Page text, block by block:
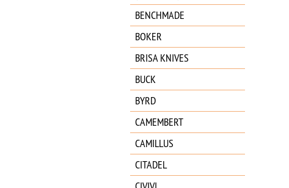
BENCHMADE
BOKER
BRISA KNIVES
BUCK
BYRD
CAMEMBERT
CAMILLUS
CITADEL